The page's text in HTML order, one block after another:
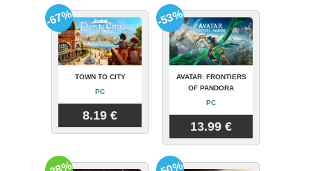
TOWN TO CITY
PC
8.19 €
-67%
AVATAR: FRONTIERS
OF PANDORA
PC
13.99 €
-53%